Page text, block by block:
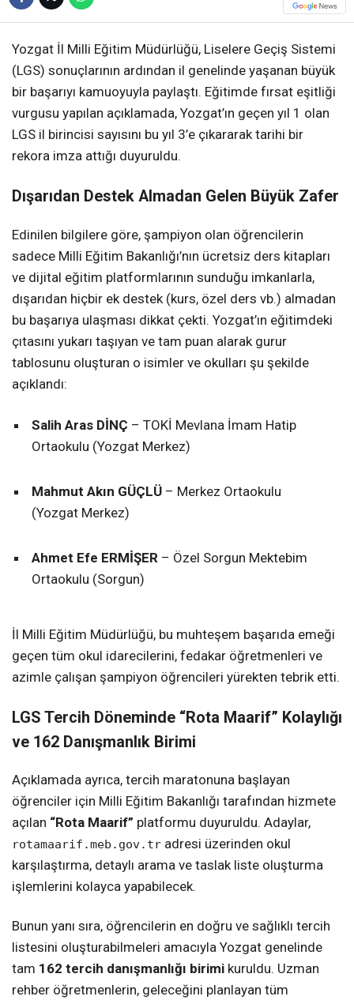
Yozgat İl Milli Eğitim Müdürlüğü, Liselere Geçiş Sistemi
(LGS) sonuçlarının ardından il genelinde yaşanan büyük
bir başarıyı kamuoyuyla paylaştı. Eğitimde fırsat eşitliği
vurgusu yapılan açıklamada, Yozgat’ın geçen yıl 1 olan
LGS il birincisi sayısını bu yıl 3’e çıkararak tarihi bir
rekora imza attığı duyuruldu.
Dışarıdan Destek Almadan Gelen Büyük Zafer
Edinilen bilgilere göre, şampiyon olan öğrencilerin
sadece Milli Eğitim Bakanlığı’nın ücretsiz ders kitapları
ve dijital eğitim platformlarının sunduğu imkanlarla,
dışarıdan hiçbir ek destek (kurs, özel ders vb.) almadan
bu başarıya ulaşması dikkat çekti. Yozgat’ın eğitimdeki
çıtasını yukarı taşıyan ve tam puan alarak gurur
tablosunu oluşturan o isimler ve okulları şu şekilde
açıklandı:
Salih Aras DİNÇ – TOKİ Mevlana İmam Hatip
Ortaokulu (Yozgat Merkez)
Mahmut Akın GÜÇLÜ – Merkez Ortaokulu
(Yozgat Merkez)
Ahmet Efe ERMİŞER – Özel Sorgun Mektebim
Ortaokulu (Sorgun)
İl Milli Eğitim Müdürlüğü, bu muhteşem başarıda emeği
geçen tüm okul idarecilerini, fedakar öğretmenleri ve
azimle çalışan şampiyon öğrencileri yürekten tebrik etti.
LGS Tercih Döneminde “Rota Maarif” Kolaylığı
ve 162 Danışmanlık Birimi
Açıklamada ayrıca, tercih maratonuna başlayan
öğrenciler için Milli Eğitim Bakanlığı tarafından hizmete
açılan “Rota Maarif” platformu duyuruldu. Adaylar,
rotamaarif.meb.gov.tr adresi üzerinden okul
karşılaştırma, detaylı arama ve taslak liste oluşturma
işlemlerini kolayca yapabilecek.
Bunun yanı sıra, öğrencilerin en doğru ve sağlıklı tercih
listesini oluşturabilmeleri amacıyla Yozgat genelinde
tam 162 tercih danışmanlığı birimi kuruldu. Uzman
rehber öğretmenlerin, geleceğini planlayan tüm